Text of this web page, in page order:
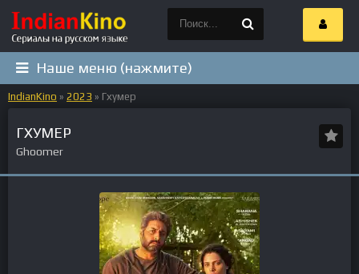
Наше меню (нажмите)
IndianKino » 2023 » Гхумер
ГХУМЕР
Ghoomer